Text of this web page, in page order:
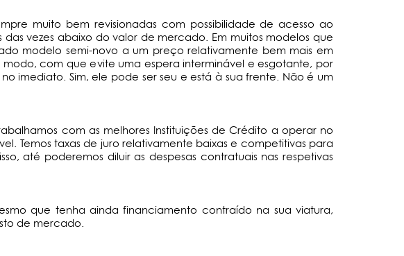
muito bem revisionadas com possibilidade de acesso ao
das vezes abaixo do valor de mercado. Em muitos modelos que
modelo semi-novo a um preço relativamente bem mais em
modo, com que evite uma espera interminável e esgotante, por
imediato. Sim, ele pode ser seu e está à sua frente. Não é um
com as melhores Instituições de Crédito a operar no
Temos taxas de juro relativamente baixas e competitivas para
até poderemos diluir as despesas contratuais nas respetivas
que tenha ainda financiamento contraído na sua viatura,
de mercado.